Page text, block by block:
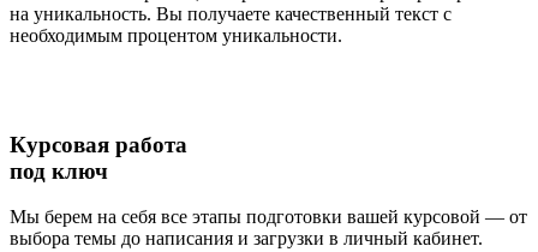
на уникальность. Вы получаете качественный текст с
необходимым процентом уникальности.
Курсовая работа
под ключ
Мы берем на себя все этапы подготовки вашей курсовой — от
выбора темы до написания и загрузки в личный кабинет.